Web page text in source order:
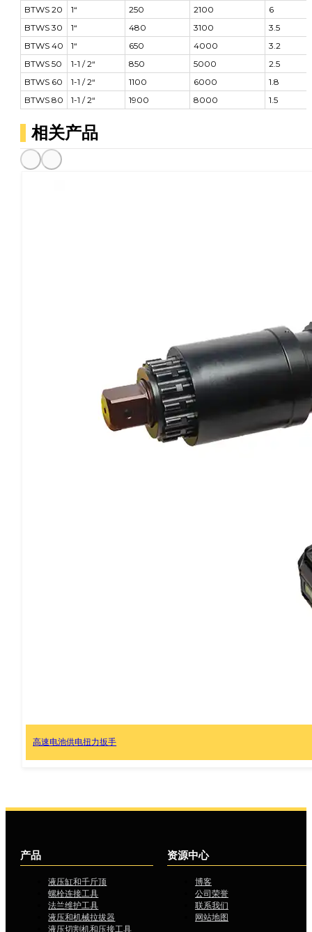
BTWS 20
1“ 250 2100
6
BTWS 30
1“ 480 3100
3.5
BTWS 40
1“ 650 4000
3.2
BTWS 50
1-1 / 2“ 850 5000
2.5
BTWS 60
1-1 / 2“ 1100 6000
1.8
BTWS 80
1-1 / 2“ 1900 8000 1.5
相关产品
高速电池供电扭力扳手
产品
液压缸和千斤顶
螺栓连接工具
法兰维护工具
液压和机械拉拔器
液压切割机和压接工具
资源中心
博客
公司荣誉
联系我们
网站地图